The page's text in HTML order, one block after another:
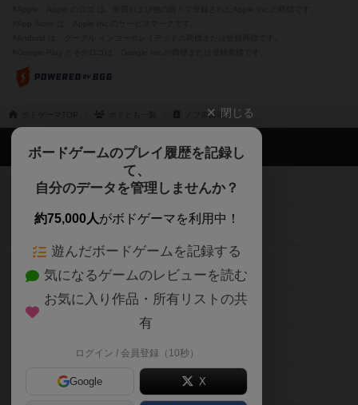
ノブ＠田端閉じる
ボードゲームのプレイ履歴を記録し
て、
自分のデータを管理しませんか？
約75,000人がボドゲーマを利用中！
遊んだボードゲームを記録する
気になるゲームのレビューを読む
お気に入り作品・所有リストの共
有
ログイン / 会員登録（10秒）
Google X
ボドゲーマTOP
ボードゲームを検索する
ボードゲームの新着レビュー
ボードゲーム会情報
メカニクス特集
掲示板・トピックス
ボドとも・会員一覧